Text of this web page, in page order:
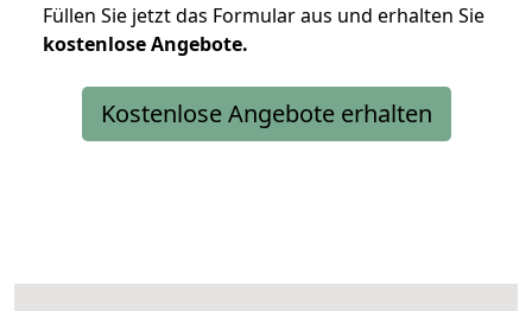
Füllen Sie jetzt das Formular aus und erhalten Sie
kostenloseAngebote.
Kostenlose Angebote erhalten